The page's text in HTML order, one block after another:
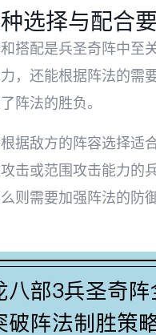
选择与配合
搭配是兵圣奇阵中至
，还能根据阵法的需
阵法的胜负。
据敌方的阵容选择适
击或范围攻击能力的
则需要加强阵法的防